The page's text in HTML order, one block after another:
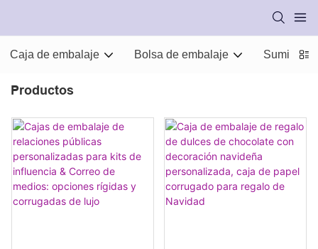
Caja de embalaje Bolsa de embalaje
Productos